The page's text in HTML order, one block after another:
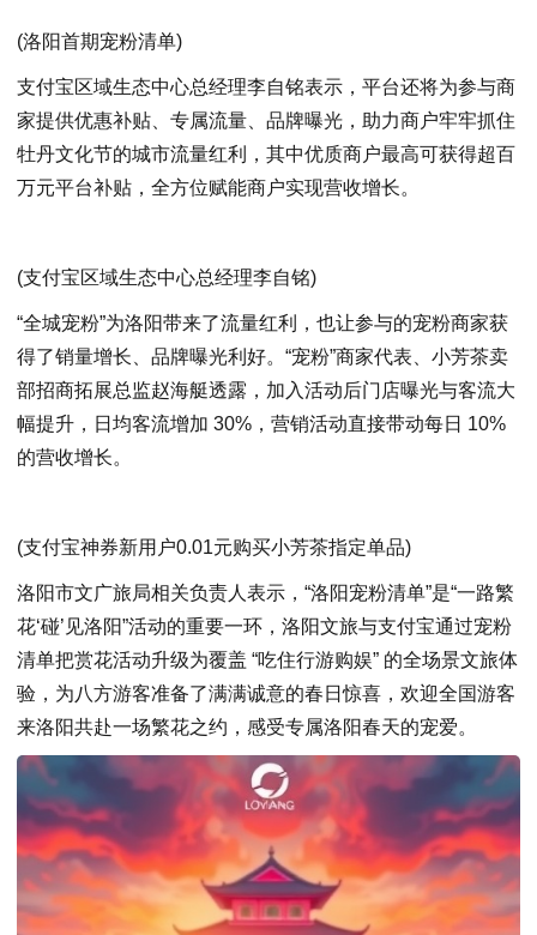
(洛阳首期宠粉清单)
支付宝区域生态中心总经理李自铭表示，平台还将为参与商
家提供优惠补贴、专属流量、品牌曝光，助力商户牢牢抓住
牡丹文化节的城市流量红利，其中优质商户最高可获得超百
万元平台补贴，全方位赋能商户实现营收增长。
(支付宝区域生态中心总经理李自铭)
“全城宠粉”为洛阳带来了流量红利，也让参与的宠粉商家获
得了销量增长、品牌曝光利好。“宠粉”商家代表、小芳茶卖
部招商拓展总监赵海艇透露，加入活动后门店曝光与客流大
幅提升，日均客流增加 30%，营销活动直接带动每日 10%
的营收增长。
(支付宝神券新用户0.01元购买小芳茶指定单品)
洛阳市文广旅局相关负责人表示，“洛阳宠粉清单”是“一路繁
花‘碰’见洛阳”活动的重要一环，洛阳文旅与支付宝通过宠粉
清单把赏花活动升级为覆盖 “吃住行游购娱” 的全场景文旅体
验，为八方游客准备了满满诚意的春日惊喜，欢迎全国游客
来洛阳共赴一场繁花之约，感受专属洛阳春天的宠爱。